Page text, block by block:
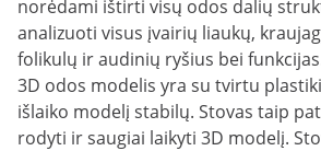
norėdami ištirti visų odos dalių
analizuoti visus įvairių liaukų,
folikulų ir audinių ryšius bei
3D odos modelis yra su tvirtu
išlaiko modelį stabilų. Stovas taip
rodyti ir saugiai laikyti 3D modelį.